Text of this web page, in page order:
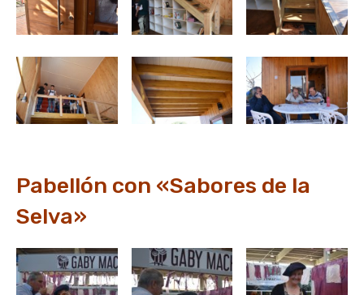
Pabellón con «Sabores de la
Selva»